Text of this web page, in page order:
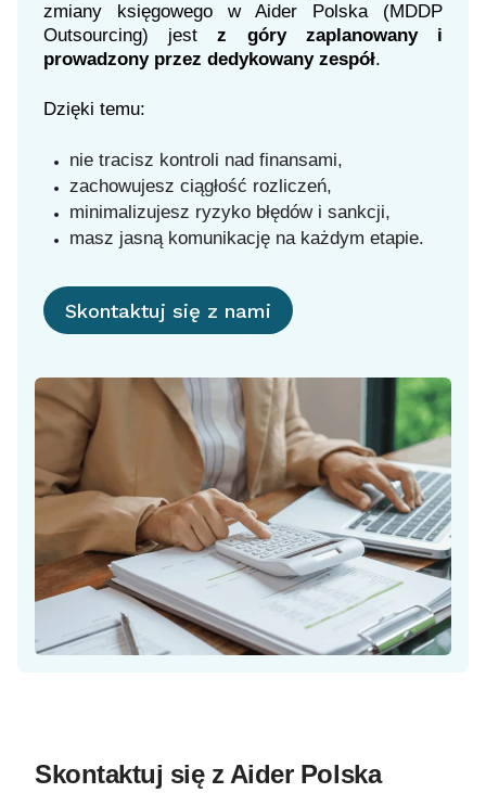
zmiany księgowego w Aider Polska (MDDP
Outsourcing) jest
z góry zaplanowany i
prowadzony przez dedykowany zespół.
Dzięki temu:
nie tracisz kontroli nad finansami,
zachowujesz ciągłość rozliczeń,
minimalizujesz ryzyko błędów i sankcji,
masz jasną komunikację na każdym etapie.
Skontaktuj się z nami
Skontaktuj się z Aider Polska